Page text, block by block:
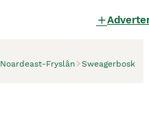
Noardeast-Fryslân Sweagerbosk